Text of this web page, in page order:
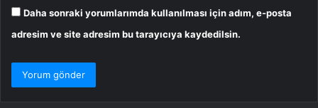
Daha sonraki yorumlarımda kullanılması için adım, e-posta
adresim ve site adresim bu tarayıcıya kaydedilsin.